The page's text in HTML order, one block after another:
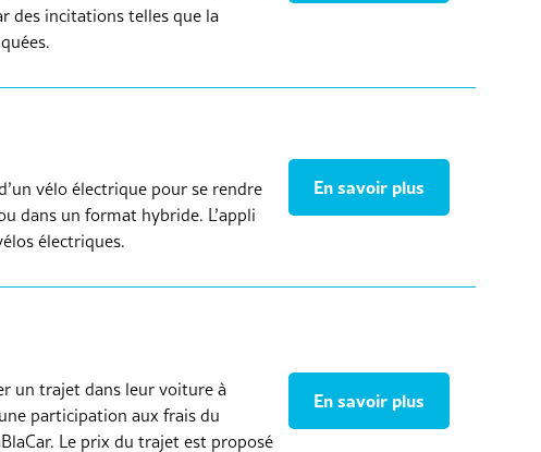
des incitations telles que la
vélo électrique pour se rendre
dans un format hybride. L’appli
électriques.
En savoir plus
un trajet dans leur voiture à
participation aux frais du
Le prix du trajet est proposé
En savoir plus